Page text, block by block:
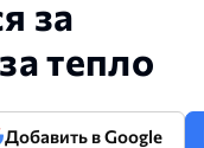
за
тепло
Добавить в Google